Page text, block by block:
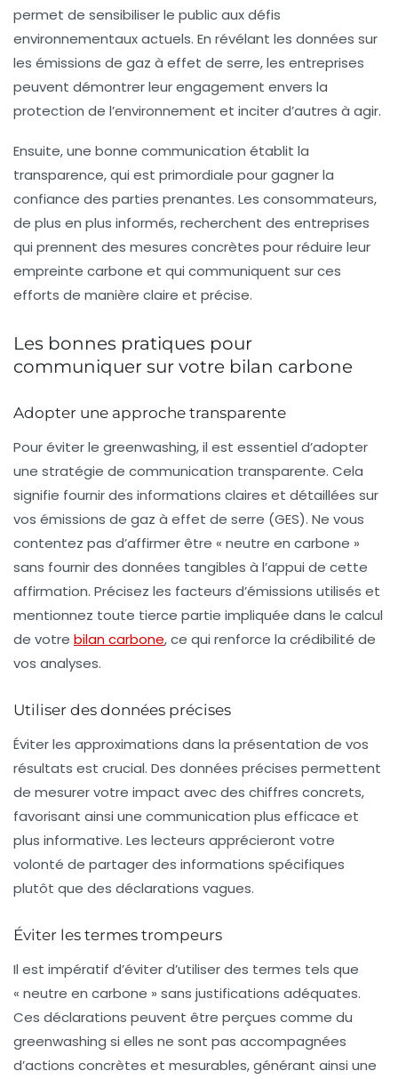
permet de sensibiliserle public aux défis
environnementaux actuels. En révélant les données sur
les émissions de gaz à effet de serre, les entreprises
peuvent démontrer leur engagement envers la
protection de l’environnement et inciter d’autres à agir.
Ensuite, une bonne communication établit la
transparence, qui est primordiale pour gagner la
confiance des parties prenantes. Les consommateurs,
de plus en plus informés, recherchent des entreprises
qui prennent des mesures concrètes pour réduire leur
empreinte carbone et qui communiquent sur ces
efforts de manière claire et précise.
Les bonnes pratiques pour
communiquer sur votre bilan carbone
Adopter une approche transparente
Pour éviter le greenwashing, il est essentiel d’adopter
une stratégie de communication transparente. Cela
signifie fournir des informations claires et détaillées sur
vos émissions de gaz à effet de serre (GES). Ne vous
contentez pas d’affirmer être « neutre en carbone »
sans fournir des données tangibles à l’appui de cette
affirmation. Précisez les facteurs d’émissions utilisés et
mentionnez toute tierce partie impliquée dans le calcul
de votre bilan carbone, ce qui renforce la crédibilité de
vos analyses.
Utiliser des données précises
Éviter les approximations dans la présentation de vos
résultats est crucial. Des données précises permettent
de mesurer votre impact avec des chiffres concrets,
favorisant ainsi une communication plus efficace et
plus informative. Les lecteurs apprécieront votre
volonté de partager des informations spécifiques
plutôt que des déclarations vagues.
Éviter les termes trompeurs
Il est impératif d’éviter d’utiliser des termes tels que
« neutre en carbone » sans justifications adéquates.
Ces déclarations peuvent être perçues comme du
greenwashing si elles ne sont pas accompagnées
d’actions concrètes et mesurables, générant ainsi une